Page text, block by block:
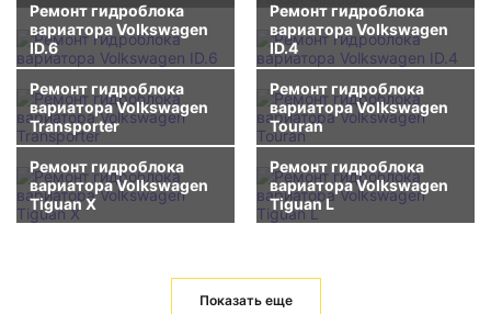
Ремонт гидроблока
вариатора Volkswagen
ID.6
Ремонт гидроблока
вариатора Volkswagen
ID.4
Ремонт гидроблока
вариатора Volkswagen
Transporter
Ремонт гидроблока
вариатора Volkswagen
Touran
Ремонт гидроблока
вариатора Volkswagen
Tiguan X
Ремонт гидроблока
вариатора Volkswagen
Tiguan L
Показать еще